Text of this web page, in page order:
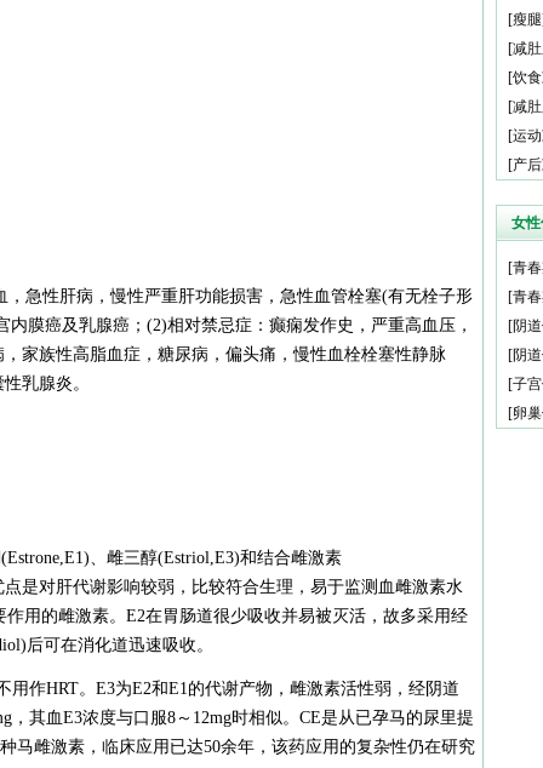
急性肝病，慢性严重肝功能损害，急性血管栓塞(有无栓子形
膜癌及乳腺癌；(2)相对禁忌症：癫痫发作史，严重高血压，
家族性高脂血症，糖尿病，偏头痛，慢性血栓栓塞性静脉
乳腺炎。
、雌三醇(Estriol,E3)和结合雌激素
点是对肝代谢影响较弱，比较符合生理，易于监测血雌激素水
用的雌激素。E2在胃肠道很少吸收并易被灭活，故多采用经
后可在消化道迅速吸收。
用作HRT。E3为E2和E1的代谢产物，雌激素活性弱，经阴道
，其血E3浓度与口服8～12mg时相似。CE是从已孕马的尿里提
马雌激素，临床应用已达50余年，该药应用的复杂性仍在研究
[瘦腿
[减
[饮
[减
[运
[产
女
[青
[青
[阴
[阴
[子
[卵